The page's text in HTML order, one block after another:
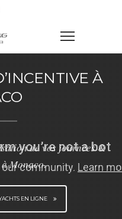
À
de vos journées &
Monaco.
EN LIGNE